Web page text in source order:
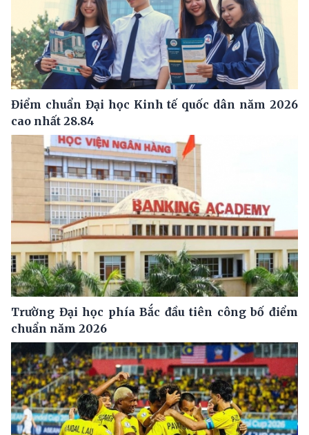
Điểm chuẩn Đại học Kinh tế quốc dân năm 2026
cao nhất 28.84
Trường Đại học phía Bắc đầu tiên công bố điểm
chuẩn năm 2026